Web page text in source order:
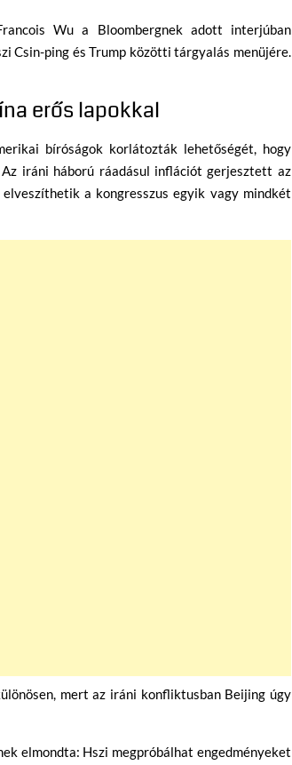
Wu a Bloombergnek adott interjúban
Csin-ping és Trump közötti tárgyalás menüjére.
erős lapokkal
bíróságok korlátozták lehetőségét, hogy
iráni háború ráadásul inflációt gerjesztett az
a kongresszus egyik vagy mindkét
mert az iráni konfliktusban Beijing úgy
elmondta: Hszi megpróbálhat engedményeket